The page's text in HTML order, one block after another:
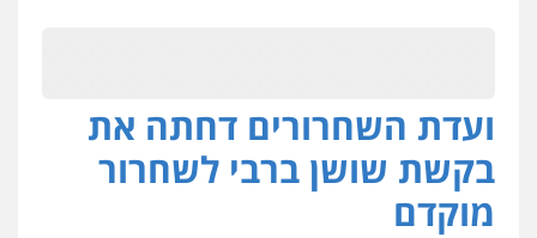
עו"ד איהאב ג'לג'ולי
פלילי מעצרים וחקירות עורכי דין לענייני
אסירים
0505216700
ועדת השחרורים דחתה את
בקשת שושן ברבי לשחרור
מוקדם